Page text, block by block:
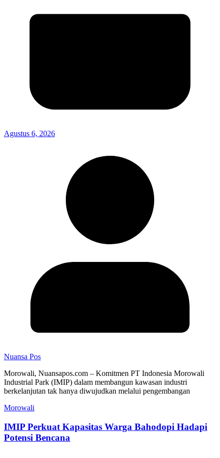
Agustus 6, 2026
Nuansa Pos
Morowali, Nuansapos.com – Komitmen PT Indonesia Morowali
Industrial Park (IMIP) dalam membangun kawasan industri
berkelanjutan tak hanya diwujudkan melalui pengembangan
Morowali
IMIP Perkuat Kapasitas Warga Bahodopi Hadapi
Potensi Bencana